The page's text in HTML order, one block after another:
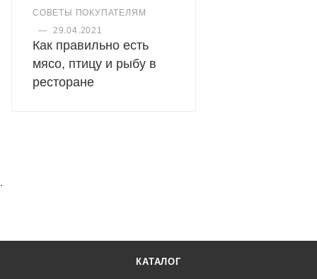
СОВЕТЫ ПОКУПАТЕЛЯМ
—
29.04.2021
Как правильно есть
мясо, птицу и рыбу в
ресторане
.
КАТАЛОГ